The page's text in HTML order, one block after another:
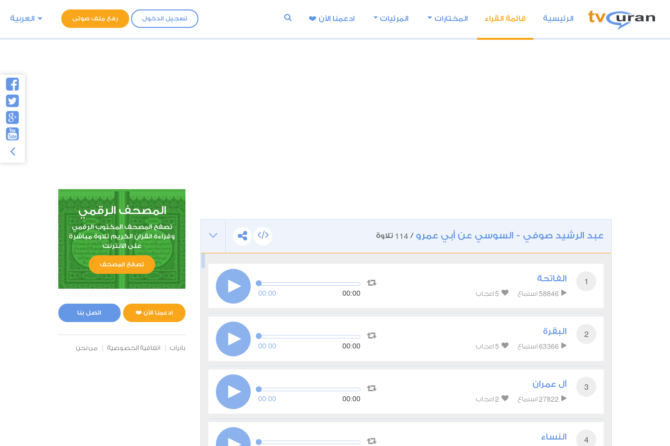
تسجيل الدخول رفع ملف صوتى العربية الرئيسية قائمة القراء المختارات المرئيات ادعمنا اﻵن ❤️
عبد الرشيد صوفي - السوسي عن أبي عمرو /
114 تلاوة
1 الفاتحة
58846 استماع 5 اعجاب 00:00 00:00
2 البقرة
63366 استماع 5 اعجاب 00:00 00:00
3 آل عمران
27822 استماع 2 اعجاب 00:00 00:00
4 النساء
المصحف الرقمي
تصفح المصحف المكتوب الرقمي
وقراءة القران الكريم تلاوة مباشرة
على الانترنت
تصفح المصحف
ادعمنا الآن ❤️ اتصل بنا
بانرات اتفاقية الخصوصية من نحن